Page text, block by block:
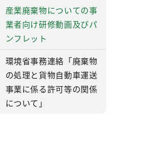
産業廃棄物についての事
業者向け研修動画及びパ
ンフレット
環境省事務連絡「廃棄物
の処理と貨物自動車運送
事業に係る許可等の関係
について」